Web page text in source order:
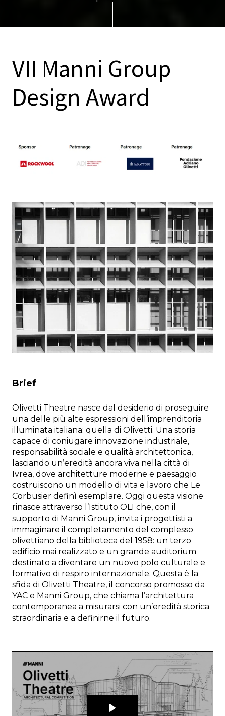
VII Manni Group
Design Award
Brief
Olivetti Theatre nasce dal desiderio di proseguire
una delle più alte espressioni dell’imprenditoria
illuminata italiana: quella di Olivetti. Una storia
capace di coniugare innovazione industriale,
responsabilità sociale e qualità architettonica,
lasciando un’eredità ancora viva nella città di
Ivrea, dove architetture moderne e paesaggio
costruiscono un modello di vita e lavoro che Le
Corbusier definì esemplare. Oggi questa visione
rinasce attraverso l’Istituto OLI che, con il
supporto di Manni Group, invita i progettisti a
immaginare il completamento del complesso
olivettiano della biblioteca del 1958: un terzo
edificio mai realizzato e un grande auditorium
destinato a diventare un nuovo polo culturale e
formativo di respiro internazionale. Questa è la
sfida di Olivetti Theatre, il concorso promosso da
YAC e Manni Group, che chiama l’architettura
contemporanea a misurarsi con un’eredità storica
straordinaria e a definirne il futuro.